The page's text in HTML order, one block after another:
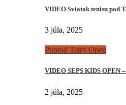
VIDEO Sviatok tenisu
3 júla, 2025
Poprad Tatry Open
VIDEO SEPS KIDS OPEN
2 júla, 2025